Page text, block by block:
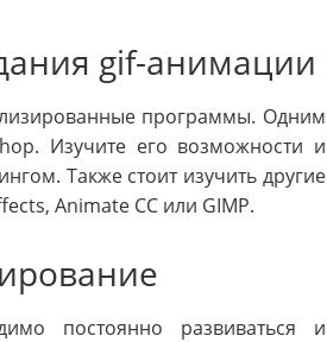
gif-анимации
программы. Одним
Изучите его возможности и
Также стоит изучить другие
Animate CC или GIMP.
постоянно развиваться и